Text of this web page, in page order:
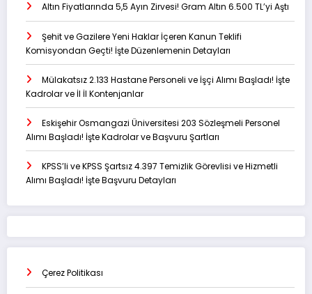
Altın Fiyatlarında 5,5 Ayın Zirvesi! Gram Altın 6.500 TL’yi Aştı
Şehit ve Gazilere Yeni Haklar İçeren Kanun Teklifi
Komisyondan Geçti! İşte Düzenlemenin Detayları
Mülakatsız 2.133 Hastane Personeli ve İşçi Alımı Başladı! İşte
Kadrolar ve İl İl Kontenjanlar
Eskişehir Osmangazi Üniversitesi 203 Sözleşmeli Personel
Alımı Başladı! İşte Kadrolar ve Başvuru Şartları
KPSS’li ve KPSS Şartsız 4.397 Temizlik Görevlisi ve Hizmetli
Alımı Başladı! İşte Başvuru Detayları
Çerez Politikası